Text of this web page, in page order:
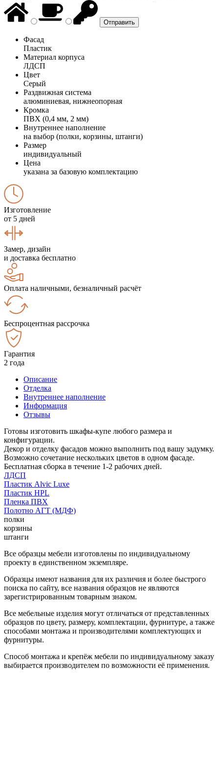
Фасад
Пластик
Материал корпуса
ЛДСП
Цвет
Серый
Раздвижная система
алюминиевая, нижнеопорная
Кромка
ПВХ (0,4 мм, 2 мм)
Внутреннее наполнение
на выбор (полки, корзины, штанги)
Размер
индивидуальный
Цена
указана за базовую комплектацию
Изготовление
от 5 дней
Замер, дизайн
и доставка бесплатно
Оплата наличными, безналичный расчёт
Беспроцентная рассрочка
Гарантия
2 года
Описание
Отделка
Внутреннее наполнение
Информация
Отзывы
Готовы изготовить шкафы-купе любого размера и
конфигурации.
Декор и отделку фасадов можно выполнить под вашу задумку.
Возможно сочетание нескольких цветов в одном фасаде.
Бесплатная сборка в течение 1-2 рабочих дней.
ЛДСП
Пластик Alvic Luxe
Пластик HPL
Пленка ПВХ
Полотно АГТ (МДФ)
полки
корзины
штанги
Все образцы мебели изготовлены по индивидуальному
проекту в единственном экземпляре.
Образцы имеют названия для их различия и более быстрого
поиска по сайту, все названия образцов не являются
зарегистрированным товарным знаком.
Все мебельные изделия могут отличаться от представленных
образцов по цвету, размеру, комплектации, фурнитуре, а также
способами монтажа и производителями комплектующих и
фурнитуры.
Способ монтажа и крепёж мебели по индивидуальному заказу
выбирается производителем по возможности её применения.